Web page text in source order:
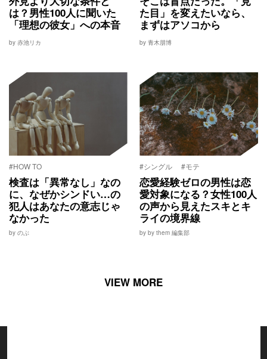
は？男性100人に聞いた
「理想の彼女」への本音
by 赤池リカ
た目」を変えたいなら、
まずはアソコから
by 青木朋博
#HOW TO
検査は「異常なし」なの
に、なぜかシンドい…の
犯人はあなたの意志じゃ
なかった
by のぶ
#シングル #モテ
恋愛経験ゼロの男性は恋
愛対象になる？女性100人
の声から見えたスキとキ
ライの境界線
by by them 編集部
VIEW MORE